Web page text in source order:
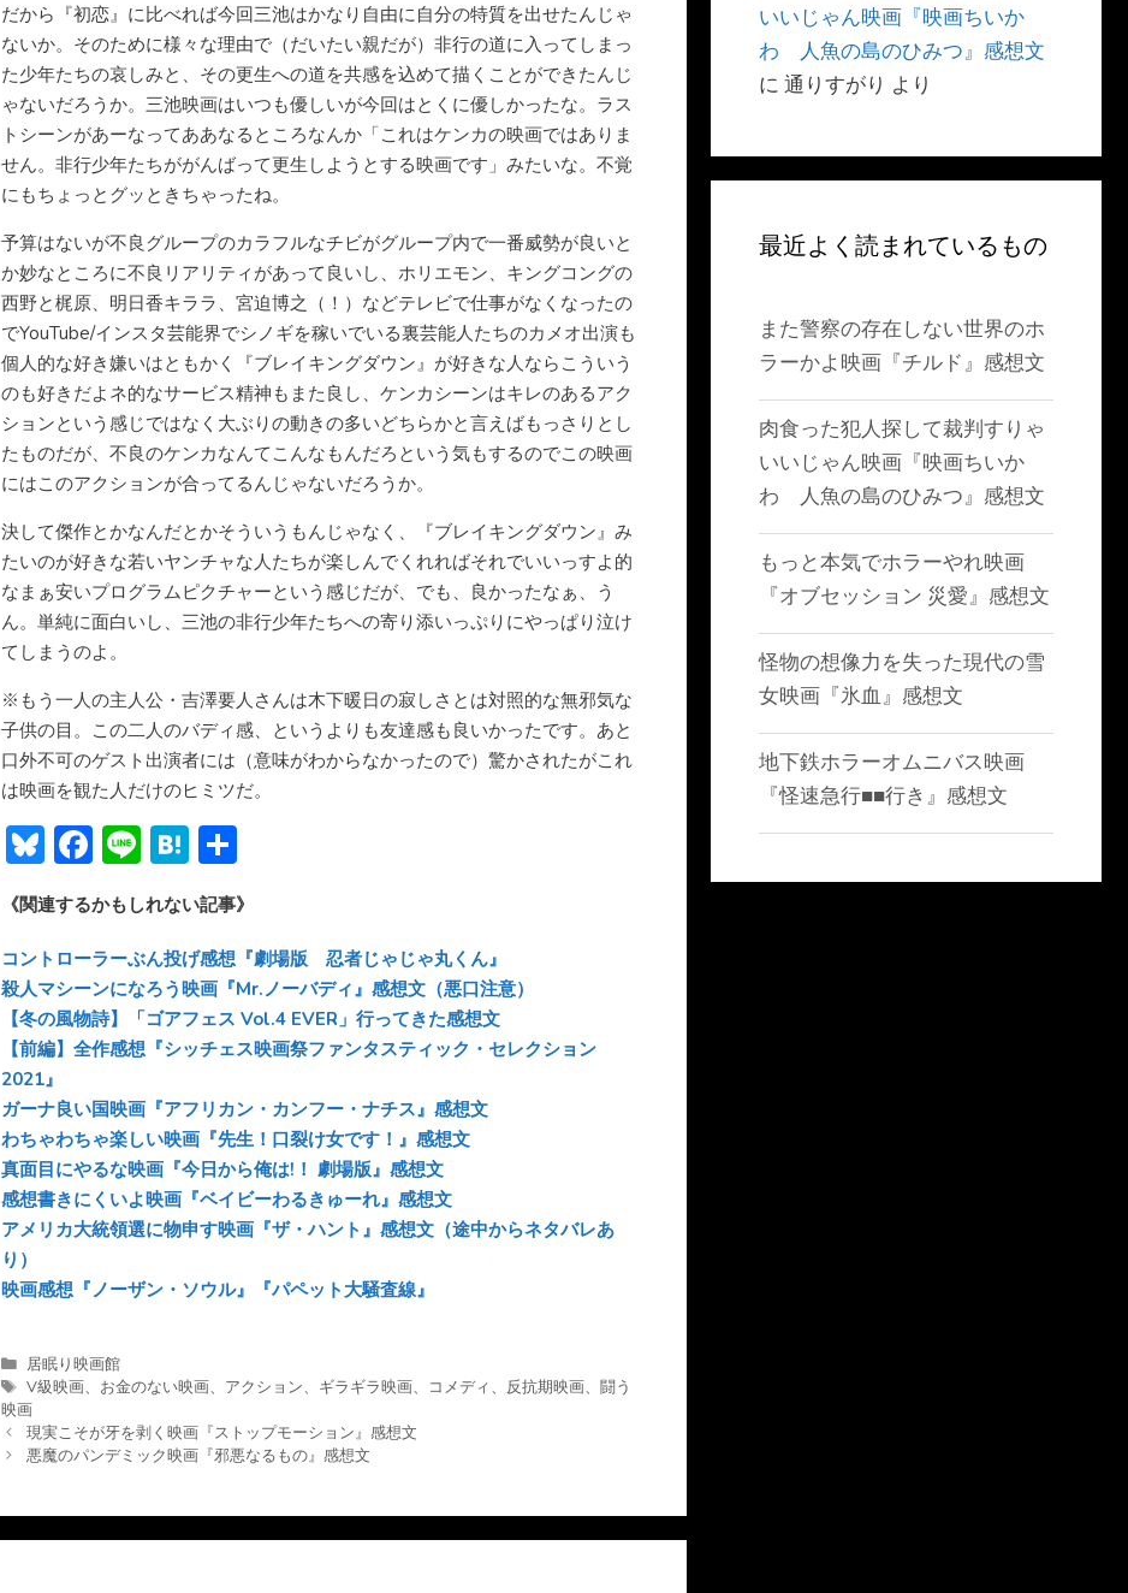
だから『初恋』に比べれば今回三池はかなり自由に自分の特質を出せたんじゃ
ないか。そのために様々な理由で（だいたい親だが）非行の道に入ってしまっ
た少年たちの哀しみと、その更生への道を共感を込めて描くことができたんじ
ゃないだろうか。三池映画はいつも優しいが今回はとくに優しかったな。ラス
トシーンがあーなってああなるところなんか「これはケンカの映画ではありま
せん。非行少年たちががんばって更生しようとする映画です」みたいな。不覚
にもちょっとグッときちゃったね。
予算はないが不良グループのカラフルなチビがグループ内で一番威勢が良いと
か妙なところに不良リアリティがあって良いし、ホリエモン、キングコングの
西野と梶原、明日香キララ、宮迫博之（！）などテレビで仕事がなくなったの
でYouTube/インスタ芸能界でシノギを稼いでいる裏芸能人たちのカメオ出演も
個人的な好き嫌いはともかく『ブレイキングダウン』が好きな人ならこういう
のも好きだよネ的なサービス精神もまた良し、ケンカシーンはキレのあるアク
ションという感じではなく大ぶりの動きの多いどちらかと言えばもっさりとし
たものだが、不良のケンカなんてこんなもんだろという気もするのでこの映画
にはこのアクションが合ってるんじゃないだろうか。
決して傑作とかなんだとかそういうもんじゃなく、『ブレイキングダウン』み
たいのが好きな若いヤンチャな人たちが楽しんでくれればそれでいいっすよ的
なまぁ安いプログラムピクチャーという感じだが、でも、良かったなぁ、う
ん。単純に面白いし、三池の非行少年たちへの寄り添いっぷりにやっぱり泣け
てしまうのよ。
※もう一人の主人公・吉澤要人さんは木下暖日の寂しさとは対照的な無邪気な
子供の目。この二人のバディ感、というよりも友達感も良いかったです。あと
口外不可のゲスト出演者には（意味がわからなかったので）驚かされたがこれ
は映画を観た人だけのヒミツだ。
Bl
u
e
sk
y
F
ac
e
b
o
ok
Li
n
e
H
at
e
n
a
有
《関連するかもしれない記事》
コントローラーぶん投げ感想『劇場版 忍者じゃじゃ丸くん』
殺人マシーンになろう映画『Mr.ノーバディ』感想文（悪口注意）
【冬の風物詩】「ゴアフェス Vol.4 EVER」行ってきた感想文
【前編】全作感想『シッチェス映画祭ファンタスティック・セレクション
2021』
ガーナ良い国映画『アフリカン・カンフー・ナチス』感想文
わちゃわちゃ楽しい映画『先生！口裂け女です！』感想文
真面目にやるな映画『今日から俺は!！ 劇場版』感想文
感想書きにくいよ映画『ベイビーわるきゅーれ』感想文
アメリカ大統領選に物申す映画『ザ・ハント』感想文（途中からネタバレあ
り）
映画感想『ノーザン・ソウル』『パペット大騒査線』
カ
テ
ゴ
リ
ー
居眠り映画館
タ
グ
V級映画、 お金のない映画、 アクション、 ギラギラ映画、 コメディ、 反抗期映画、 闘う
映画
現実こそが牙を剥く映画『ストップモーション』感想文
悪魔のパンデミック映画『邪悪なるもの』感想文
いいじゃん映画『映画ちいか
わ 人魚の島のひみつ』感想文
に 通りすがり より
最近よく読まれているもの
また警察の存在しない世界のホ
ラーかよ映画『チルド』感想文
肉食った犯人探して裁判すりゃ
いいじゃん映画『映画ちいか
わ 人魚の島のひみつ』感想文
もっと本気でホラーやれ映画
『オブセッション 災愛』感想文
怪物の想像力を失った現代の雪
女映画『氷血』感想文
地下鉄ホラーオムニバス映画
『怪速急行■■行き』感想文